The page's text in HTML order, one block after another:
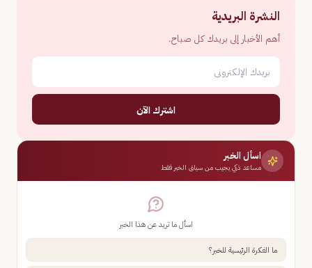
النشرة البريدية
أهم الأخبار إلى بريدك كل صباح.
اشترك الآن
اسأل الخبر
مساعد ذكي يجيب من سياق الخبر فقط
اسأل ما تريد عن هذا الخبر
ما الفكرة الرئيسية للخبر؟